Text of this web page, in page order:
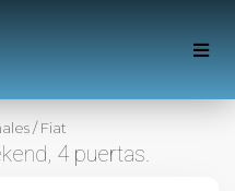
/Fiat
4 puertas.